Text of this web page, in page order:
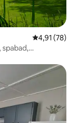
4,91 ud af 5
4,91 (78)